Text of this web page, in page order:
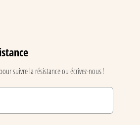
suivre la résistance ou écrivez-nous !